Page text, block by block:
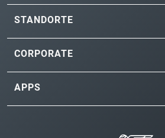
STANDORTE
CORPORATE
APPS